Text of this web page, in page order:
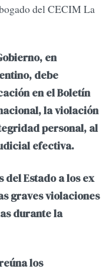
del CECIM La
en
debe
en el Boletín
la violación
personal, al
efectiva.
del Estado a los ex
graves violaciones
durante la
los